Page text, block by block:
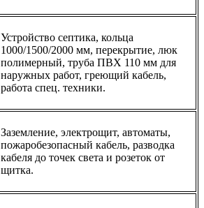
Устройство септика, кольца
1000/1500/2000 мм, перекрытие, люк
полимерный, труба ПВХ 110 мм для
наружных работ, греющий кабель,
работа спец. техники.
Заземление, электрощит, автоматы,
пожаробезопасный кабель, разводка
кабеля до точек света и розеток от
щитка.